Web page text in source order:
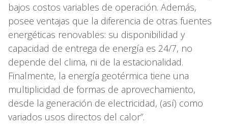
bajos costos variables de operación. Además,
posee ventajas que la diferencia de otras fuentes
energéticas renovables: su disponibilidad y
capacidad de entrega de energía es 24/7, no
depende del clima, ni de la estacionalidad.
Finalmente, la energía geotérmica tiene una
multiplicidad de formas de aprovechamiento,
desde la generación de electricidad, (así) como
variados usos directos del calor”.